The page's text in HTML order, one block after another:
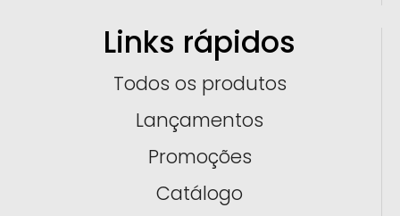
Links rápidos
Todos os produtos
Lançamentos
Promoções
Catálogo